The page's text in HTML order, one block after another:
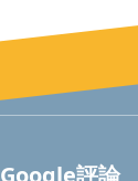
Google評論